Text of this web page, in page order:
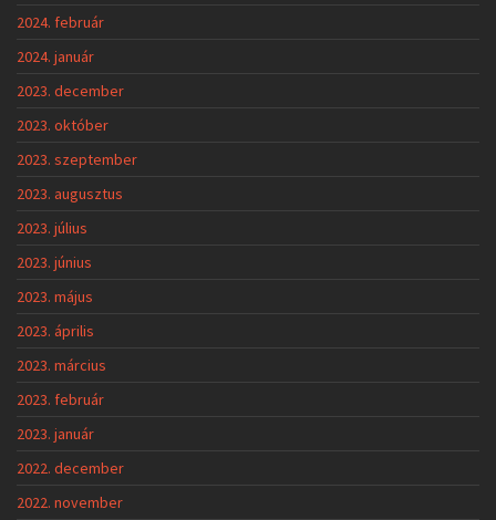
2024. február
2024. január
2023. december
2023. október
2023. szeptember
2023. augusztus
2023. július
2023. június
2023. május
2023. április
2023. március
2023. február
2023. január
2022. december
2022. november